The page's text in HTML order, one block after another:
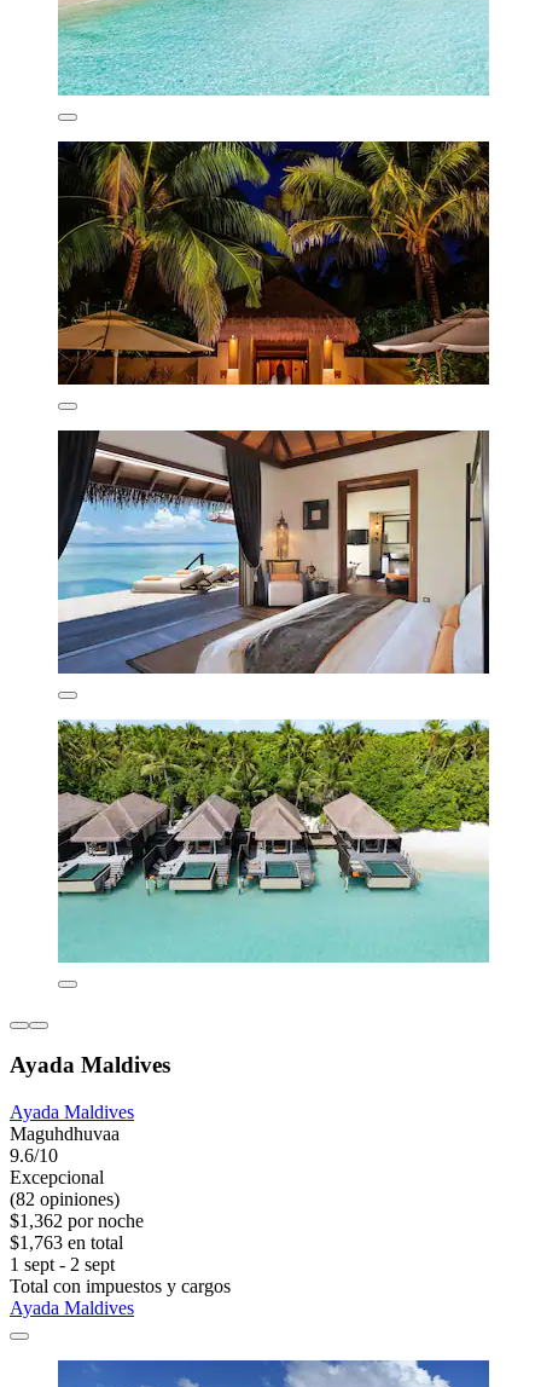
Ayada Maldives
Ayada Maldives
Maguhdhuvaa
9.6/10
Excepcional
(82 opiniones)
$1,362 por noche
$1,763 en total
1 sept - 2 sept
Total con impuestos y cargos
Ayada Maldives